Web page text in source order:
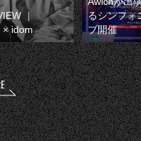
｜
× idom
るシンフォ
ブ開催